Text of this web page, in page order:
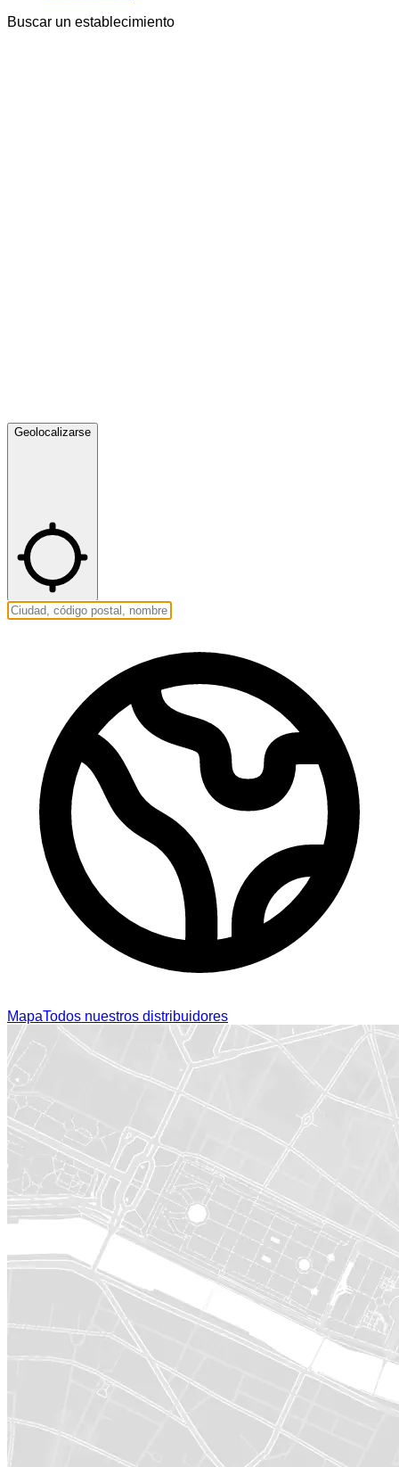
Buscar un establecimiento
Geolocalizarse
MapaTodos nuestros distribuidores